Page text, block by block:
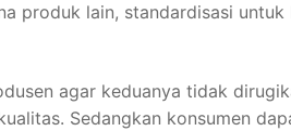
produk lain, standardisasi untuk
agar keduanya tidak
Sedangkan konsumen